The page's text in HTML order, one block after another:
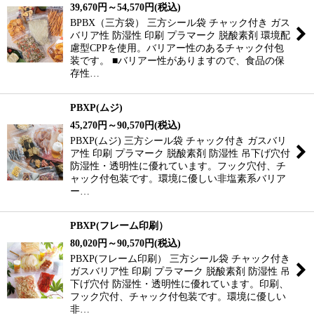
39,670円 ～54,570円(税込)
BPBX（三方袋） 三方シール袋 チャック付き ガス
バリア性 防湿性 印刷 プラマーク 脱酸素剤 環境配
慮型CPPを使用。バリアー性のあるチャック付包
装です。 ■バリアー性がありますので、食品の保
存性…
PBXP(ムジ)
45,270円 ～90,570円(税込)
PBXP(ムジ) 三方シール袋 チャック付き ガスバリ
ア性 印刷 プラマーク 脱酸素剤 防湿性 吊下げ穴付
防湿性・透明性に優れています。フック穴付、チ
ャック付包装です。環境に優しい非塩素系バリア
ー…
PBXP(フレーム印刷）
80,020円 ～90,570円(税込)
PBXP(フレーム印刷） 三方シール袋 チャック付き
ガスバリア性 印刷 プラマーク 脱酸素剤 防湿性 吊
下げ穴付 防湿性・透明性に優れています。印刷、
フック穴付、チャック付包装です。環境に優しい
非…